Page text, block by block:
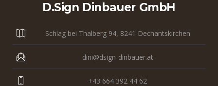
D.sign Dinbauer GmbH
Schlag bei Thalberg 94, 8241 Dechantskirchen
dini@dsign-dinbauer.at
+43 664 392 44 62